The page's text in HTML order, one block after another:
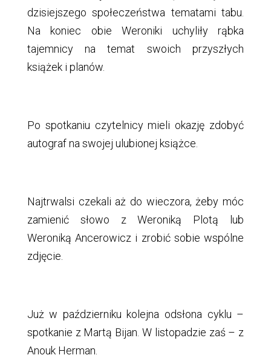
dzisiejszego społeczeństwa tematami tabu.
Na koniec obie Weroniki uchyliły rąbka
tajemnicy na temat swoich przyszłych
książek i planów.
Po spotkaniu czytelnicy mieli okazję zdobyć
autograf na swojej ulubionej książce.
Najtrwalsi czekali aż do wieczora, żeby móc
zamienić słowo z Weroniką Plotą lub
Weroniką Ancerowicz i zrobić sobie wspólne
zdjęcie.
Już w październiku kolejna odsłona cyklu –
spotkanie z Martą Bijan. W listopadzie zaś – z
Anouk Herman.